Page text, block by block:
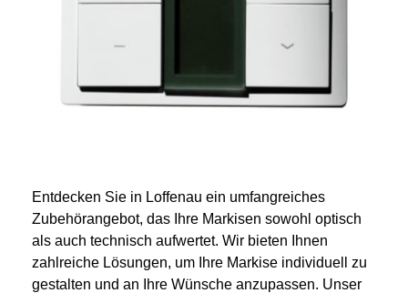
Entdecken Sie in Loffenau ein umfangreiches
Zubehörangebot, das Ihre Markisen sowohl optisch
als auch technisch aufwertet. Wir bieten Ihnen
zahlreiche Lösungen, um Ihre Markise individuell zu
gestalten und an Ihre Wünsche anzupassen. Unser